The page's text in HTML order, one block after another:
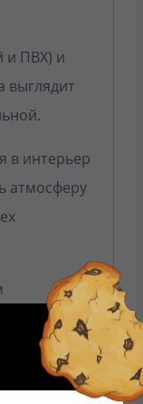
и ПВХ) и
выглядит
в интерьер
атмосферу
новогодняя
снежным,
хвоей,
2.4 м, 2,4м, 2,4